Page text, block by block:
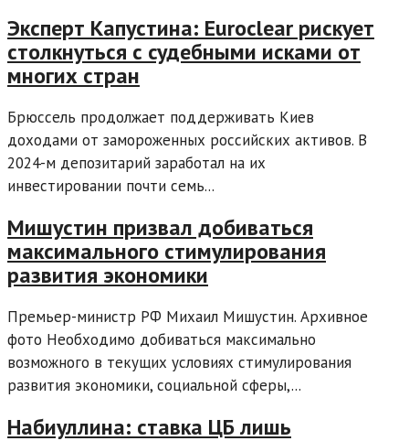
Эксперт Капустина: Euroclear рискует
столкнуться с судебными исками от
многих стран
Брюссель продолжает поддерживать Киев
доходами от замороженных российских активов. В
2024-м депозитарий заработал на их
инвестировании почти семь...
Мишустин призвал добиваться
максимального стимулирования
развития экономики
Премьер-министр РФ Михаил Мишустин. Архивное
фото Необходимо добиваться максимально
возможного в текущих условиях стимулирования
развития экономики, социальной сферы,...
Набиуллина: ставка ЦБ лишь